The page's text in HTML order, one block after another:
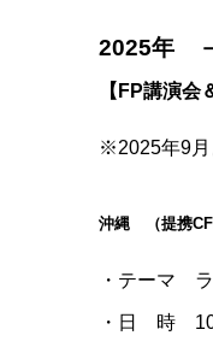
2025年
【FP講演
※2025年9月
沖縄 （提携
・テーマ
・日 時 10